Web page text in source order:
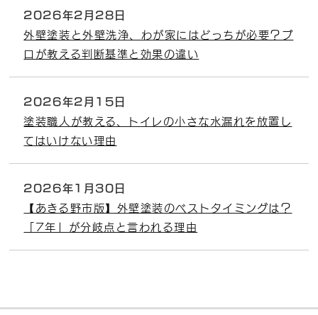
2026年2月28日
外壁塗装と外壁洗浄、わが家にはどっちが必要？プ
ロが教える判断基準と効果の違い
2026年2月15日
塗装職人が教える、トイレの小さな水漏れを放置し
てはいけない理由
2026年1月30日
【あきる野市版】外壁塗装のベストタイミングは？
「7年」が分岐点と言われる理由